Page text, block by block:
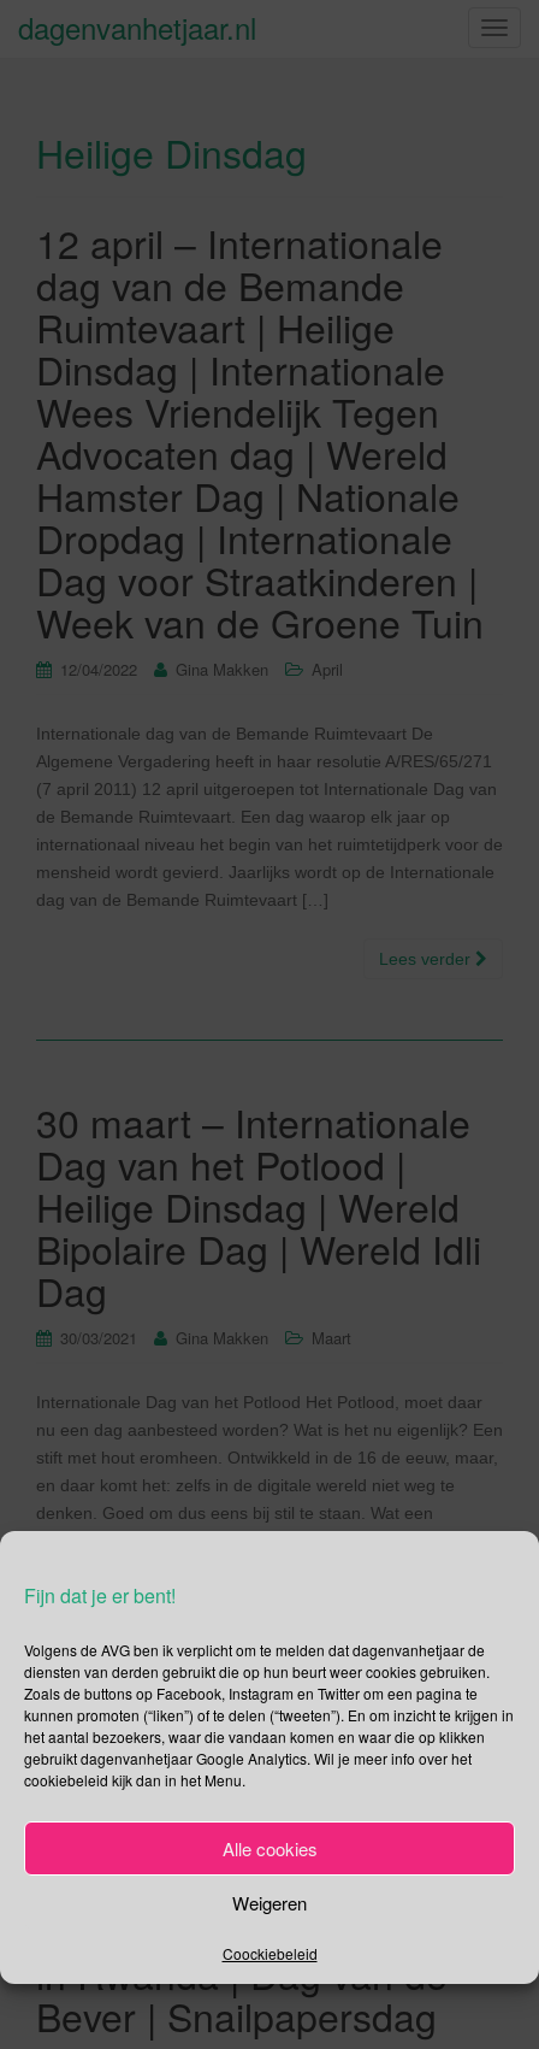
Fijn dat je er bent!
Volgens de AVG ben ik verplicht om te melden dat dagenvanhetjaar de
diensten van derden gebruikt die op hun beurt weer cookies gebruiken.
Zoals de buttons op Facebook, Instagram en Twitter om een pagina te
kunnen promoten (“liken”) of te delen (“tweeten”). En om inzicht te krijgen in
het aantal bezoekers, waar die vandaan komen en waar die op klikken
gebruikt dagenvanhetjaar Google Analytics. Wil je meer info over het
cookiebeleid kijk dan in het Menu.
Alle cookies
Weigeren
Coockiebeleid
S
dagenvanhetjaar.nl
Heilige Dinsdag
12 april – Internationale
dag van de Bemande
Ruimtevaart | Heilige
Dinsdag | Internationale
Wees Vriendelijk Tegen
Advocaten dag | Wereld
Hamster Dag | Nationale
Dropdag | Internationale
Dag voor Straatkinderen |
Week van de Groene Tuin
12/04/2022 Gina Makken April
Internationale dag van de Bemande Ruimtevaart De
Algemene Vergadering heeft in haar resolutie A/RES/65/271
(7 april 2011) 12 april uitgeroepen tot Internationale Dag van
de Bemande Ruimtevaart. Een dag waarop elk jaar op
internationaal niveau het begin van het ruimtetijdperk voor de
mensheid wordt gevierd. Jaarlijks wordt op de Internationale
dag van de Bemande Ruimtevaart […]
Lees verder
30 maart – Internationale
Dag van het Potlood |
Heilige Dinsdag | Wereld
Bipolaire Dag | Wereld Idli
Dag
30/03/2021 Gina Makken Maart
Internationale Dag van het Potlood Het Potlood, moet daar
nu een dag aanbesteed worden? Wat is het nu eigenlijk? Een
stift met hout eromheen. Ontwikkeld in de 16 de eeuw, maar,
en daar komt het: zelfs in de digitale wereld niet weg te
denken. Goed om dus eens bij stil te staan. Wat een
7 april – Heilige Dinsdag |
Wereldgezondheidsdag |
Nationale Buitenlesdag |
Dag van Bezinning over de
1994 genocide tegen Tutsi
in Rwanda | Dag van de
Bever | Snailpapersdag